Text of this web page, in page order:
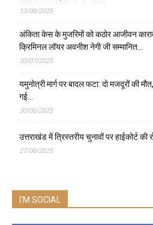
13/08/2025
अंकिता केस के मुजरिमों को कठोर आजीवन
क्रिमिनल लॉयर अवनीश नेगी जी सम्मानित…
30/07/2025
यमुनोत्री मार्ग पर बादल फटा: दो मजदूरों की
गई…
30/06/2025
उत्तराखंड में त्रिस्तरीय चुनावों पर हाईकोर्ट की
27/06/2025
I'M SOCIAL